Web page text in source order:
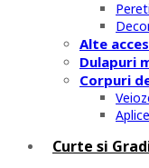
Alte
Dulapuri
Corpuri
Curte si